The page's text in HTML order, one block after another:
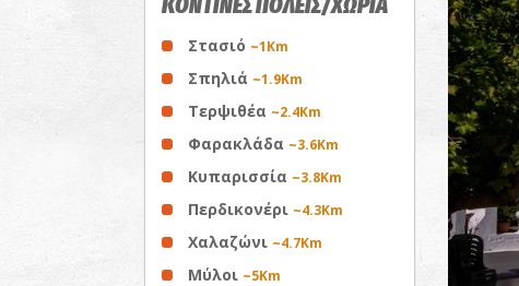
Στασιό ~1Km
Σπηλιά ~1.9Km
Τερψιθέα ~2.4Km
Φαρακλάδα ~3.6Km
Κυπαρισσία ~3.8Km
Περδικονέρι ~4.3Km
Χαλαζώνι ~4.7Km
Μύλοι ~5Km